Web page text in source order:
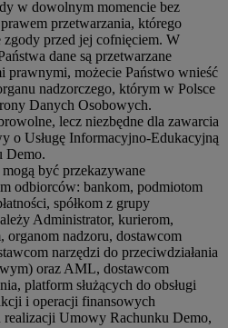
w dowolnym momencie bez
przetwarzania, którego
zgody przed jej cofnięciem. W
dane są przetwarzane
prawnymi, możecie Państwo wnieść
nadzorczego, którym w Polsce
Danych Osobowych.
lecz niezbędne dla zawarcia
o Usługę Informacyjno-Edukacyjną
Demo.
być przekazywane
odbiorców: bankom, podmiotom
spółkom z grupy
Administrator, kurierom,
organom nadzoru, dostawcom
narzędzi do przeciwdziałania
oraz AML, dostawcom
platform służących do obsługi
i operacji finansowych
Umowy Rachunku Demo,